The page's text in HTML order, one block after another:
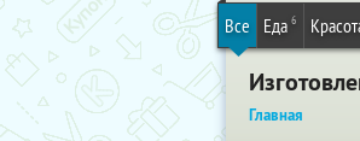
Все Еда 6
Главная